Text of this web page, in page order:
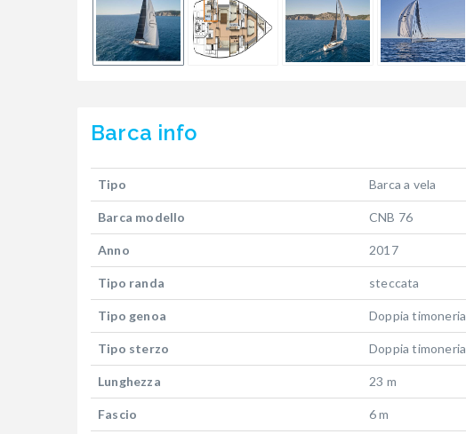
Barca info
Tipo Barca a vela
Barca modello CNB 76
Anno 2017
Tipo randa steccata
Tipo genoa Doppia timoneria
Tipo sterzo Doppia timoneria
Lunghezza 23 m
Fascio 6 m